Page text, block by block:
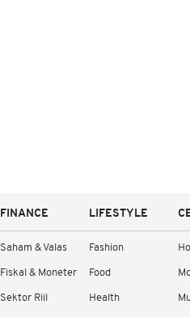
FINANCE
Saham & Valas
Fiskal & Moneter
Sektor Riil
LIFESTYLE
Fashion
Food
Health